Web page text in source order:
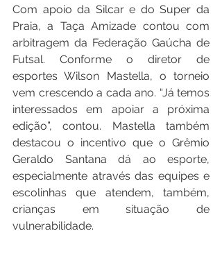
Com apoio da Silcar e do Super da
Praia, a Taça Amizade contou com
arbitragem da Federação Gaúcha de
Futsal. Conforme o diretor de
esportes Wilson Mastella, o torneio
vem crescendo a cada ano. “Já temos
interessados em apoiar a próxima
edição”, contou. Mastella também
destacou o incentivo que o Grêmio
Geraldo Santana dá ao esporte,
especialmente através das equipes e
escolinhas que atendem, também,
crianças em situação de
vulnerabilidade.